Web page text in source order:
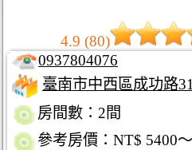
4.9 (80)
0937804076
臺南市中西區成功路
房間數：2間
參考房價：NT$ 5400